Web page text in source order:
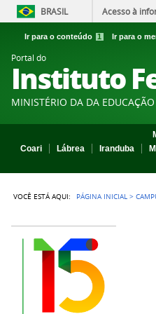
BRASIL Acesso à
Ir para o conteúdo 1 Ir para o
Portal do
Instituto
MINISTÉRIO DA DA EDUCAÇÃO
Coari
Lábrea Iranduba
VOCÊ ESTÁ AQUI: PÁGINA INICIAL >